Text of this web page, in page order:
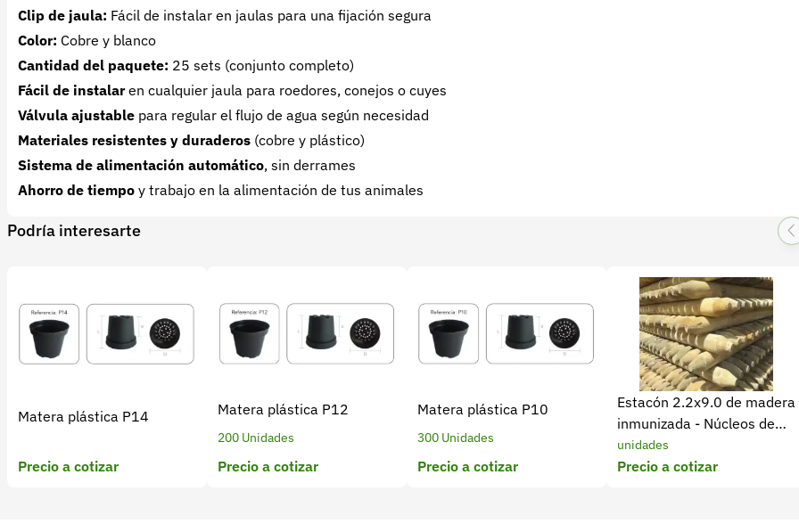
Clip de jaula: Fácil de instalar en jaulas para una fijación segura
Color: Cobre y blanco
Cantidad del paquete: 25 sets (conjunto completo)
Fácil de instalaren cualquier jaula para roedores, conejos o cuyes
Válvula ajustable para regular el flujo de agua según necesidad
Materiales resistentes y duraderos (cobre y plástico)
Sistema de alimentación automático, sin derrames
Ahorro de tiempo y trabajo en la alimentación de tus animales
Podría interesarte
Matera plástica P14
Precio a cotizar
Matera plástica P12
200 Unidades
Precio a cotizar
Matera plástica P10
300 Unidades
Precio a cotizar
Estacón 2.2x9.0 de madera
inmunizada - Núcleos de
madera
unidades
Precio a cotizar